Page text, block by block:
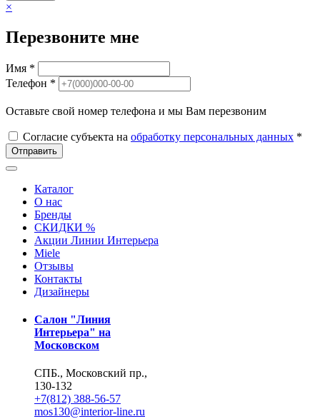
×
Перезвоните мне
Имя *
Телефон *
Оставьте свой номер телефона и мы Вам перезвоним
Согласие субъекта на обработку персональных данных *
Отправить
Каталог
О нас
Бренды
СКИДКИ %
Акции Линии Интерьера
Miele
Отзывы
Контакты
Дизайнеры
Салон "Линия
Интерьера" на
Московском
СПБ., Московский пр.,
130-132
+7(812) 388-56-57
mos130@interior-line.ru